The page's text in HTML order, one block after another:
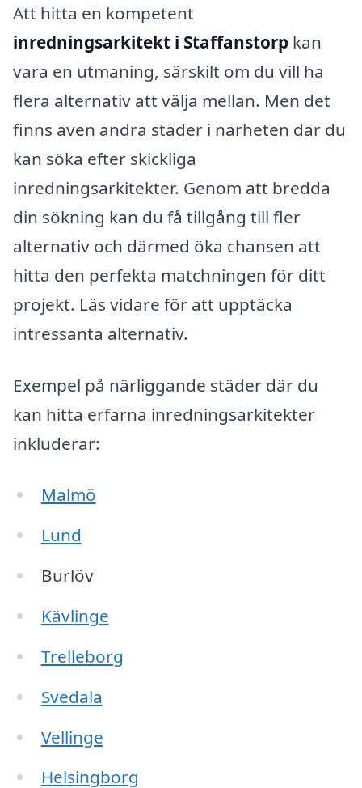
Att hitta en kompetent
inredningsarkitekt i Staffanstorp kan
vara en utmaning, särskilt om du vill ha
flera alternativ att välja mellan. Men det
finns även andra städer i närheten där du
kan söka efter skickliga
inredningsarkitekter. Genom att bredda
din sökning kan du få tillgång till fler
alternativ och därmed öka chansen att
hitta den perfekta matchningen för ditt
projekt. Läs vidare för att upptäcka
intressanta alternativ.
Exempel på närliggande städer där du
kan hitta erfarna inredningsarkitekter
inkluderar:
Malmö
Lund
Burlöv
Kävlinge
Trelleborg
Svedala
Vellinge
Helsingborg